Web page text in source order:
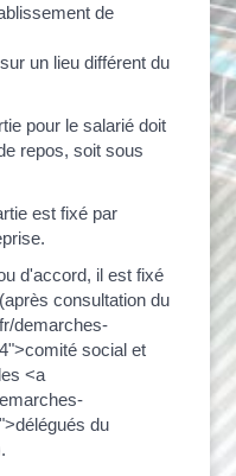
de
un lieu différent du
pour le salarié doit
repos, soit sous
est fixé par
d'accord, il est fixé
consultation du
demarches-
social et
<a
du